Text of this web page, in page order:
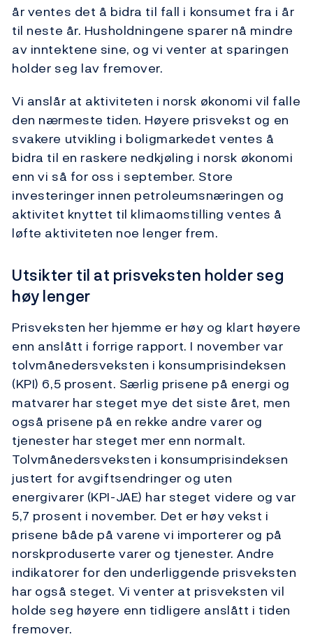
år ventes det å bidra til fall i konsumet fra i år
til neste år. Husholdningene sparer nå mindre
av inntektene sine, og vi venter at sparingen
holder seg lav fremover.
Vi anslår at aktiviteten i norsk økonomi vil falle
den nærmeste tiden. Høyere prisvekst og en
svakere utvikling i boligmarkedet ventes å
bidra til en raskere nedkjøling i norsk økonomi
enn vi så for oss i september. Store
investeringer innen petroleumsnæringen og
aktivitet knyttet til klimaomstilling ventes å
løfte aktiviteten noe lenger frem.
Utsikter til at prisveksten holder seg
høy lenger
Prisveksten her hjemme er høy og klart høyere
enn anslått i forrige rapport. I november var
tolvmånedersveksten i konsumprisindeksen
(KPI) 6,5 prosent. Særlig prisene på energi og
matvarer har steget mye det siste året, men
også prisene på en rekke andre varer og
tjenester har steget mer enn normalt.
Tolvmånedersveksten i konsumprisindeksen
justert for avgiftsendringer og uten
energivarer (KPI-JAE) har steget videre og var
5,7 prosent i november. Det er høy vekst i
prisene både på varene vi importerer og på
norskproduserte varer og tjenester. Andre
indikatorer for den underliggende prisveksten
har også steget. Vi venter at prisveksten vil
holde seg høyere enn tidligere anslått i tiden
fremover.